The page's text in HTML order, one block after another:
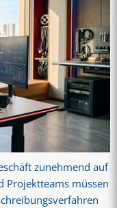
zunehmend auf
Projektteams müssen